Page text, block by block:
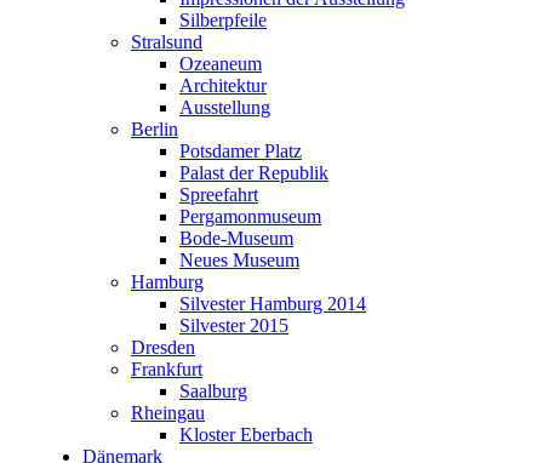
Silvester Hamburg 2014
Silvester 2015
Saalburg
Kloster Eberbach
Dänemark
Karten von Fanø
Strand und Licht
Wetter auf Fanø
Hochwasser
Natur erleben
Rund um Fanø
Holzspielplatz
Fischerei- und Schiffahrtsmuseum Esbjerg
Österreich
Wien ist eine Reise Wert
Silberpfeile
Stralsund
Ozeaneum
Architektur
Ausstellung
Berlin
Potsdamer Platz
Palast der Republik
Spreefahrt
Pergamonmuseum
Bode-Museum
Neues Museum
Hamburg
Silvester Hamburg 2014
Silvester 2015
Dresden
Frankfurt
Saalburg
Rheingau
Kloster Eberbach
Dänemark